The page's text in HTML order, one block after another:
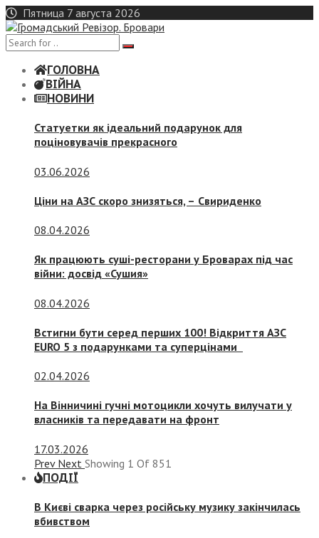
Skip
to
content
Пятница 7 августа 2026
ГОЛОВНА
ВІЙНА
НОВИНИ
Статуетки як ідеальний подарунок для
поціновувачів прекрасного
03.06.2026
Ціни на АЗС скоро знизяться, – Свириденко
08.04.2026
Як працюють суші-ресторани у Броварах під час
війни: досвід «Сушия»
08.04.2026
Встигни бути серед перших 100! Відкриття АЗС
EURO 5 з подарунками та суперцінами
02.04.2026
На Вінничині гучні мотоцикли хочуть вилучати у
власників та передавати на фронт
17.03.2026
Prev Next Showing 1 Of 851
ПОДІЇ
В Києві сварка через російську музику закінчилась
вбивством